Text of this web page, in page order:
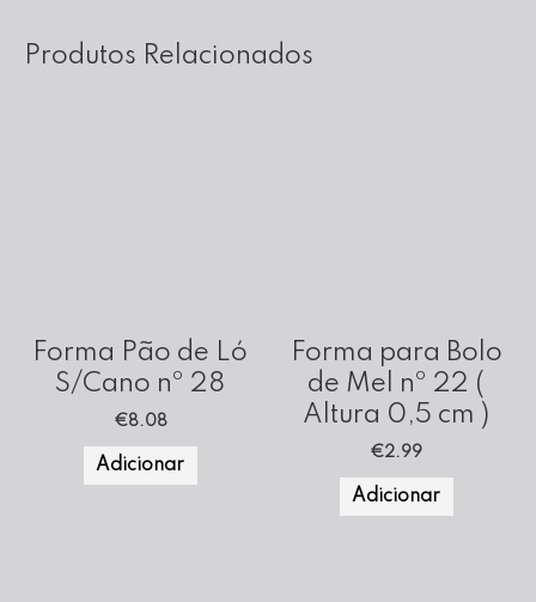
Produtos Relacionados
Forma Pão de Ló
S/Cano nº 28
€8.08
Adicionar
Forma para Bolo
de Mel nº 22 (
Altura 0,5 cm )
€2.99
Adicionar